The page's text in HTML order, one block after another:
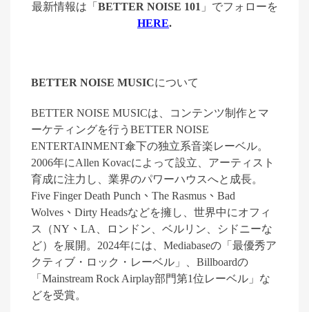
最新情報は「 BETTER NOISE 101 」でフォローを
HERE.
BETTER NOISE MUSICについて
BETTER NOISE MUSICは、コンテンツ制作とマ
ーケティングを行う BETTER NOISE
ENTERTAINMENT傘下の独立系音楽レーベル。
2006年にAllen Kovacによって設立、アーティスト
育成に注力し、業界のパワーハウスへと成長。
Five Finger Death Punch 、 The Rasmus 、 Bad
Wolves 、 Dirty Headsなどを擁し、世界中にオフィ
ス（NY 、 LA
、ロンドン、ベルリン、シドニーな
ど）を展開。 2024年には、 Mediabaseの「最優秀ア
クティブ・ロック・レーベル」、 Billboardの
「 Mainstream Rock Airplay部門第1位レーベル」な
どを受賞。